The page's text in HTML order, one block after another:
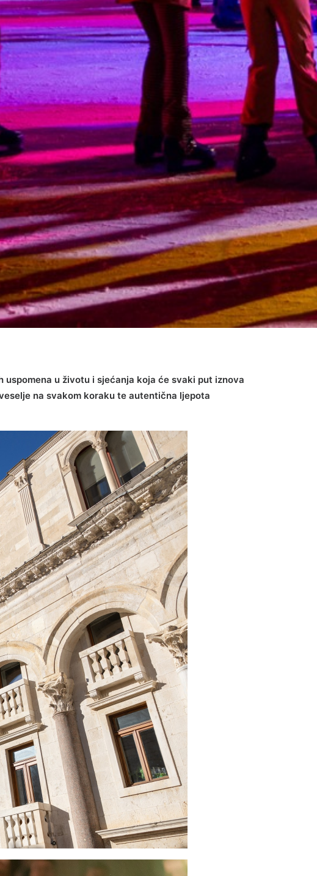
u životu i sjećanja koja će svaki put iznova
na svakom koraku te autentična ljepota